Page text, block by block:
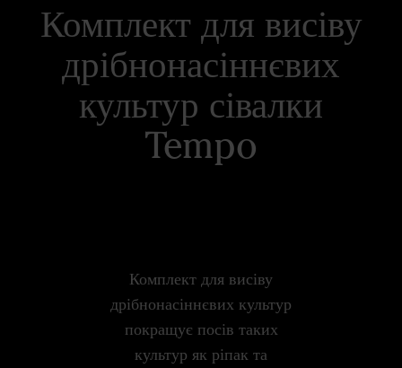
Комплект для висіву
дрібнонасіннєвих
культур сівалки
Tempo
Комплект для висіву
дрібнонасіннєвих культур
покращує посів таких
культур як ріпак та